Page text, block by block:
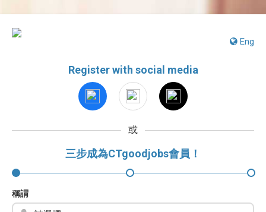
Eng
Register with social media
或
三步成為CTgoodjobs會員！
稱謂